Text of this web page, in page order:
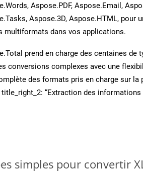
Aspose.PDF, Aspose.Email,
Aspose.3D, Aspose.HTML, pour
multiformats dans vos applications.
prend en charge des centaines de
conversions complexes avec une
des formats pris en charge sur la
title_right_2: “Extraction des informations
simples pour convertir